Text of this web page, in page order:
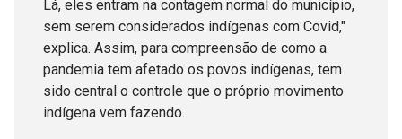
Lá, eles entram na contagem normal do município,
sem serem considerados indígenas com Covid,"
explica. Assim, para compreensão de como a
pandemia tem afetado os povos indígenas, tem
sido central o controle que o próprio movimento
indígena vem fazendo.